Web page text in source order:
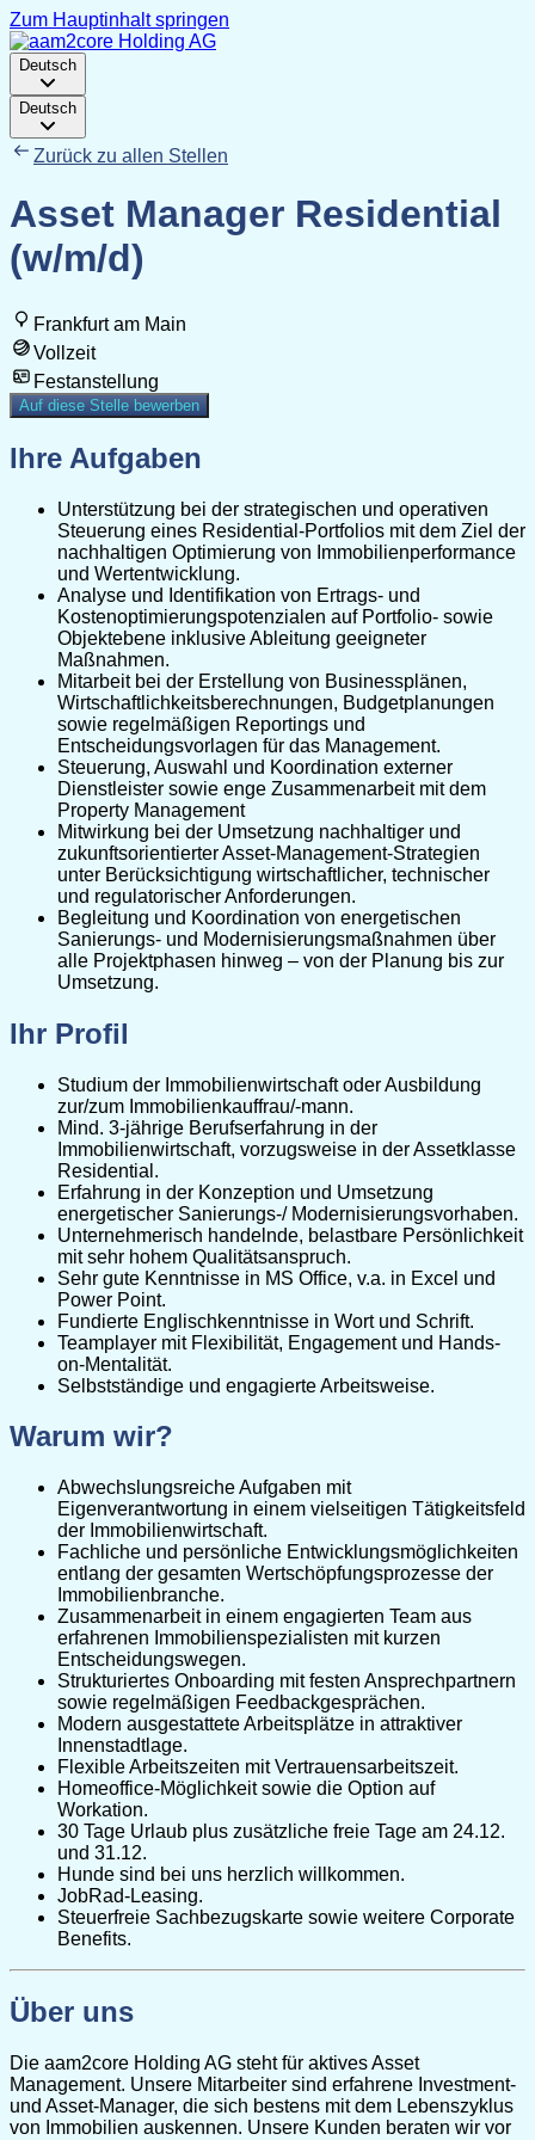
Zum Hauptinhalt springen
Deutsch
Deutsch
Zurück zu allen Stellen
Asset Manager Residential
(w/m/d)
Frankfurt am Main
Vollzeit
Festanstellung
Auf diese Stelle bewerben
Ihre Aufgaben
Unterstützung bei der strategischen und operativen
Steuerung eines Residential-Portfolios mit dem Ziel der
nachhaltigen Optimierung von Immobilienperformance
und Wertentwicklung.
Analyse und Identifikation von Ertrags- und
Kostenoptimierungspotenzialen auf Portfolio- sowie
Objektebene inklusive Ableitung geeigneter
Maßnahmen.
Mitarbeit bei der Erstellung von Businessplänen,
Wirtschaftlichkeitsberechnungen, Budgetplanungen
sowie regelmäßigen Reportings und
Entscheidungsvorlagen für das Management.
Steuerung, Auswahl und Koordination externer
Dienstleister sowie enge Zusammenarbeit mit dem
Property Management
Mitwirkung bei der Umsetzung nachhaltiger und
zukunftsorientierter Asset-Management-Strategien
unter Berücksichtigung wirtschaftlicher, technischer
und regulatorischer Anforderungen.
Begleitung und Koordination von energetischen
Sanierungs- und Modernisierungsmaßnahmen über
alle Projektphasen hinweg – von der Planung bis zur
Umsetzung.
Ihr Profil
Studium der Immobilienwirtschaft oder Ausbildung
zur/zum Immobilienkauffrau/-mann.
Mind. 3-jährige Berufserfahrung in der
Immobilienwirtschaft, vorzugsweise in der Assetklasse
Residential.
Erfahrung in der Konzeption und Umsetzung
energetischer Sanierungs-/ Modernisierungsvorhaben.
Unternehmerisch handelnde, belastbare Persönlichkeit
mit sehr hohem Qualitätsanspruch.
Sehr gute Kenntnisse in MS Office, v.a. in Excel und
Power Point.
Fundierte Englischkenntnisse in Wort und Schrift.
Teamplayer mit Flexibilität, Engagement und Hands-
on-Mentalität.
Selbstständige und engagierte Arbeitsweise.
Warum wir?
Abwechslungsreiche Aufgaben mit
Eigenverantwortung in einem vielseitigen Tätigkeitsfeld
der Immobilienwirtschaft.
Fachliche und persönliche Entwicklungsmöglichkeiten
entlang der gesamten Wertschöpfungsprozesse der
Immobilienbranche.
Zusammenarbeit in einem engagierten Team aus
erfahrenen Immobilienspezialisten mit kurzen
Entscheidungswegen.
Strukturiertes Onboarding mit festen Ansprechpartnern
sowie regelmäßigen Feedbackgesprächen.
Modern ausgestattete Arbeitsplätze in attraktiver
Innenstadtlage.
Flexible Arbeitszeiten mit Vertrauensarbeitszeit.
Homeoffice-Möglichkeit sowie die Option auf
Workation.
30 Tage Urlaub plus zusätzliche freie Tage am 24.12.
und 31.12.
Hunde sind bei uns herzlich willkommen.
JobRad-Leasing.
Steuerfreie Sachbezugskarte sowie weitere Corporate
Benefits.
Über uns
Die aam2core Holding AG steht für aktives Asset
Management. Unsere Mitarbeiter sind erfahrene Investment-
und Asset-Manager, die sich bestens mit dem Lebenszyklus
von Immobilien auskennen. Unsere Kunden beraten wir vor